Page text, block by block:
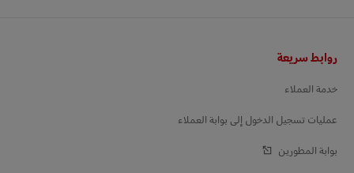
روابط سريعة
خدمة العملاء
عمليات تسجيل الدخول إلى بوابة العملاء
بوابة المطورين